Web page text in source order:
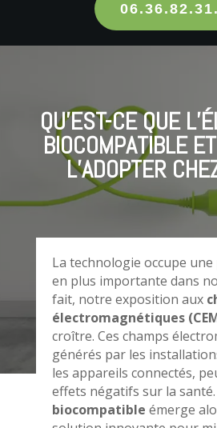
QU’EST-CE QUE
BIOCOMPATIBLE
L’ADOPTER
La technologie occupe une
en plus importante dans
fait, notre exposition aux
électromagnétiques
croître. Ces champs
générés par les
les appareils connectés,
effets négatifs sur la santé.
biocompatible émerge